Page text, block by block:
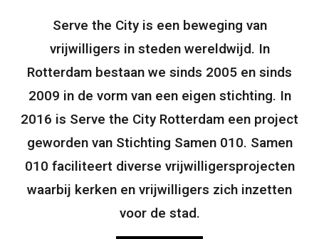
Serve the City is een beweging van
vrijwilligers in steden wereldwijd. In
Rotterdam bestaan we sinds 2005 en sinds
2009 in de vorm van een eigen stichting. In
2016 is Serve the City Rotterdam een project
geworden van Stichting Samen 010. Samen
010 faciliteert diverse vrijwilligersprojecten
waarbij kerken en vrijwilligers zich inzetten
voor de stad.